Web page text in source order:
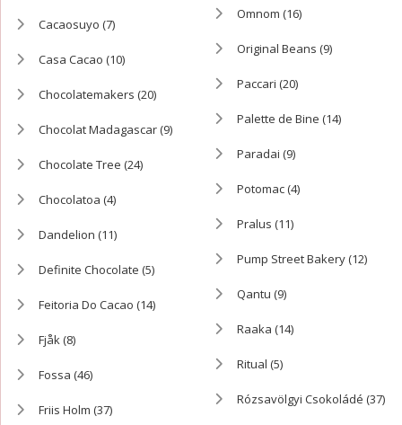
Cacaosuyo (7)
Casa Cacao (10)
Chocolatemakers (20)
Chocolat Madagascar(9)
Chocolate Tree (24)
Chocolatoa (4)
Dandelion (11)
Definite Chocolate (5)
Feitoria Do Cacao (14)
Fjåk(8)
Fossa (46)
Friis Holm (37)
Omnom (16)
Original Beans (9)
Paccari (20)
Palette de Bine (14)
Paradai (9)
Potomac(4)
Pralus (11)
Pump Street Bakery(12)
Qantu (9)
Raaka (14)
Ritual (5)
Rózsavölgyi Csokoládé (37)